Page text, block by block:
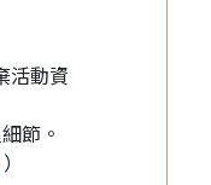
活動資
節。
）